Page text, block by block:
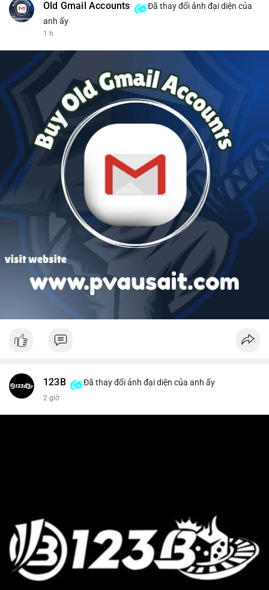
Old Gmail Accounts
Đã thay đổi ảnh đại diện của
anh ấy
1 h
123B Đã thay đổi ảnh đại diện của anh ấy
2 giờ